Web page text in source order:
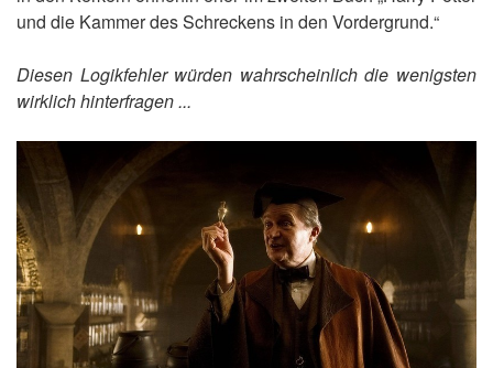
und die Kammer des Schreckens in den Vordergrund.“
Diesen Logikfehler würden wahrscheinlich die wenigsten
wirklich hinterfragen ...